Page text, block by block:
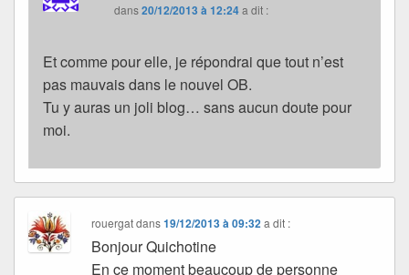
dans20/12/2013 à 12:24a dit :
Et comme pour elle, je répondrai que tout n’est
pas mauvais dans le nouvel OB.
Tu y auras un joli blog… sans aucun doute pour
moi.
rouergatdans19/12/2013 à 09:32 a dit :
Bonjour Quichotine
En ce moment beaucoup de personne